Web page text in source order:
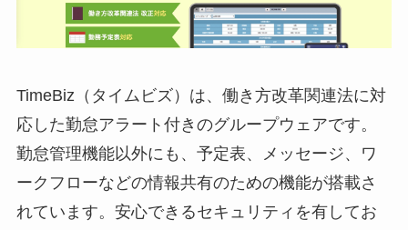
TimeBiz（タイムビズ） は、働き方改革関連法に対
応した勤怠アラート付きのグループウェアです。
勤怠管理機能以外にも、予定表、メッセージ、ワ
ークフローなどの情報共有のための機能が搭載さ
れています。安心できるセキュリティを有してお